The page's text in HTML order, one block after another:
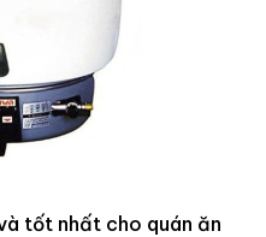
tốt nhất cho quán ăn